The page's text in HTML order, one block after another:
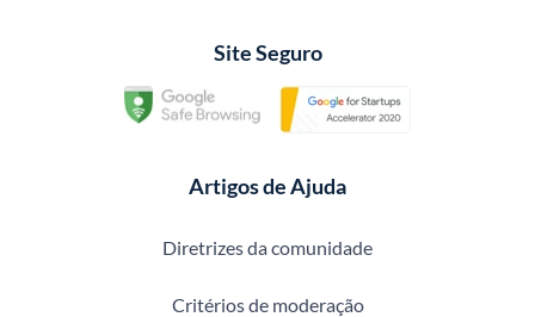
Site Seguro
Artigos de Ajuda
Diretrizes da comunidade
Critérios de moderação